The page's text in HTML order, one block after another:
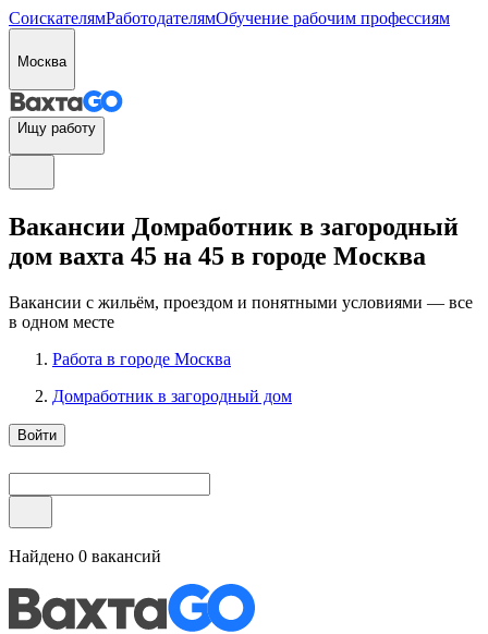
СоискателямРаботодателямОбучение рабочим профессиям
Москва
Ищу работу
Вакансии Домработник в загородный
дом вахта 45 на 45 в городе Москва
Вакансии с жильём, проездом и понятными условиями — все
в одном месте
Работа в городе Москва
Домработник в загородный дом
Войти
Найдено 0 вакансий